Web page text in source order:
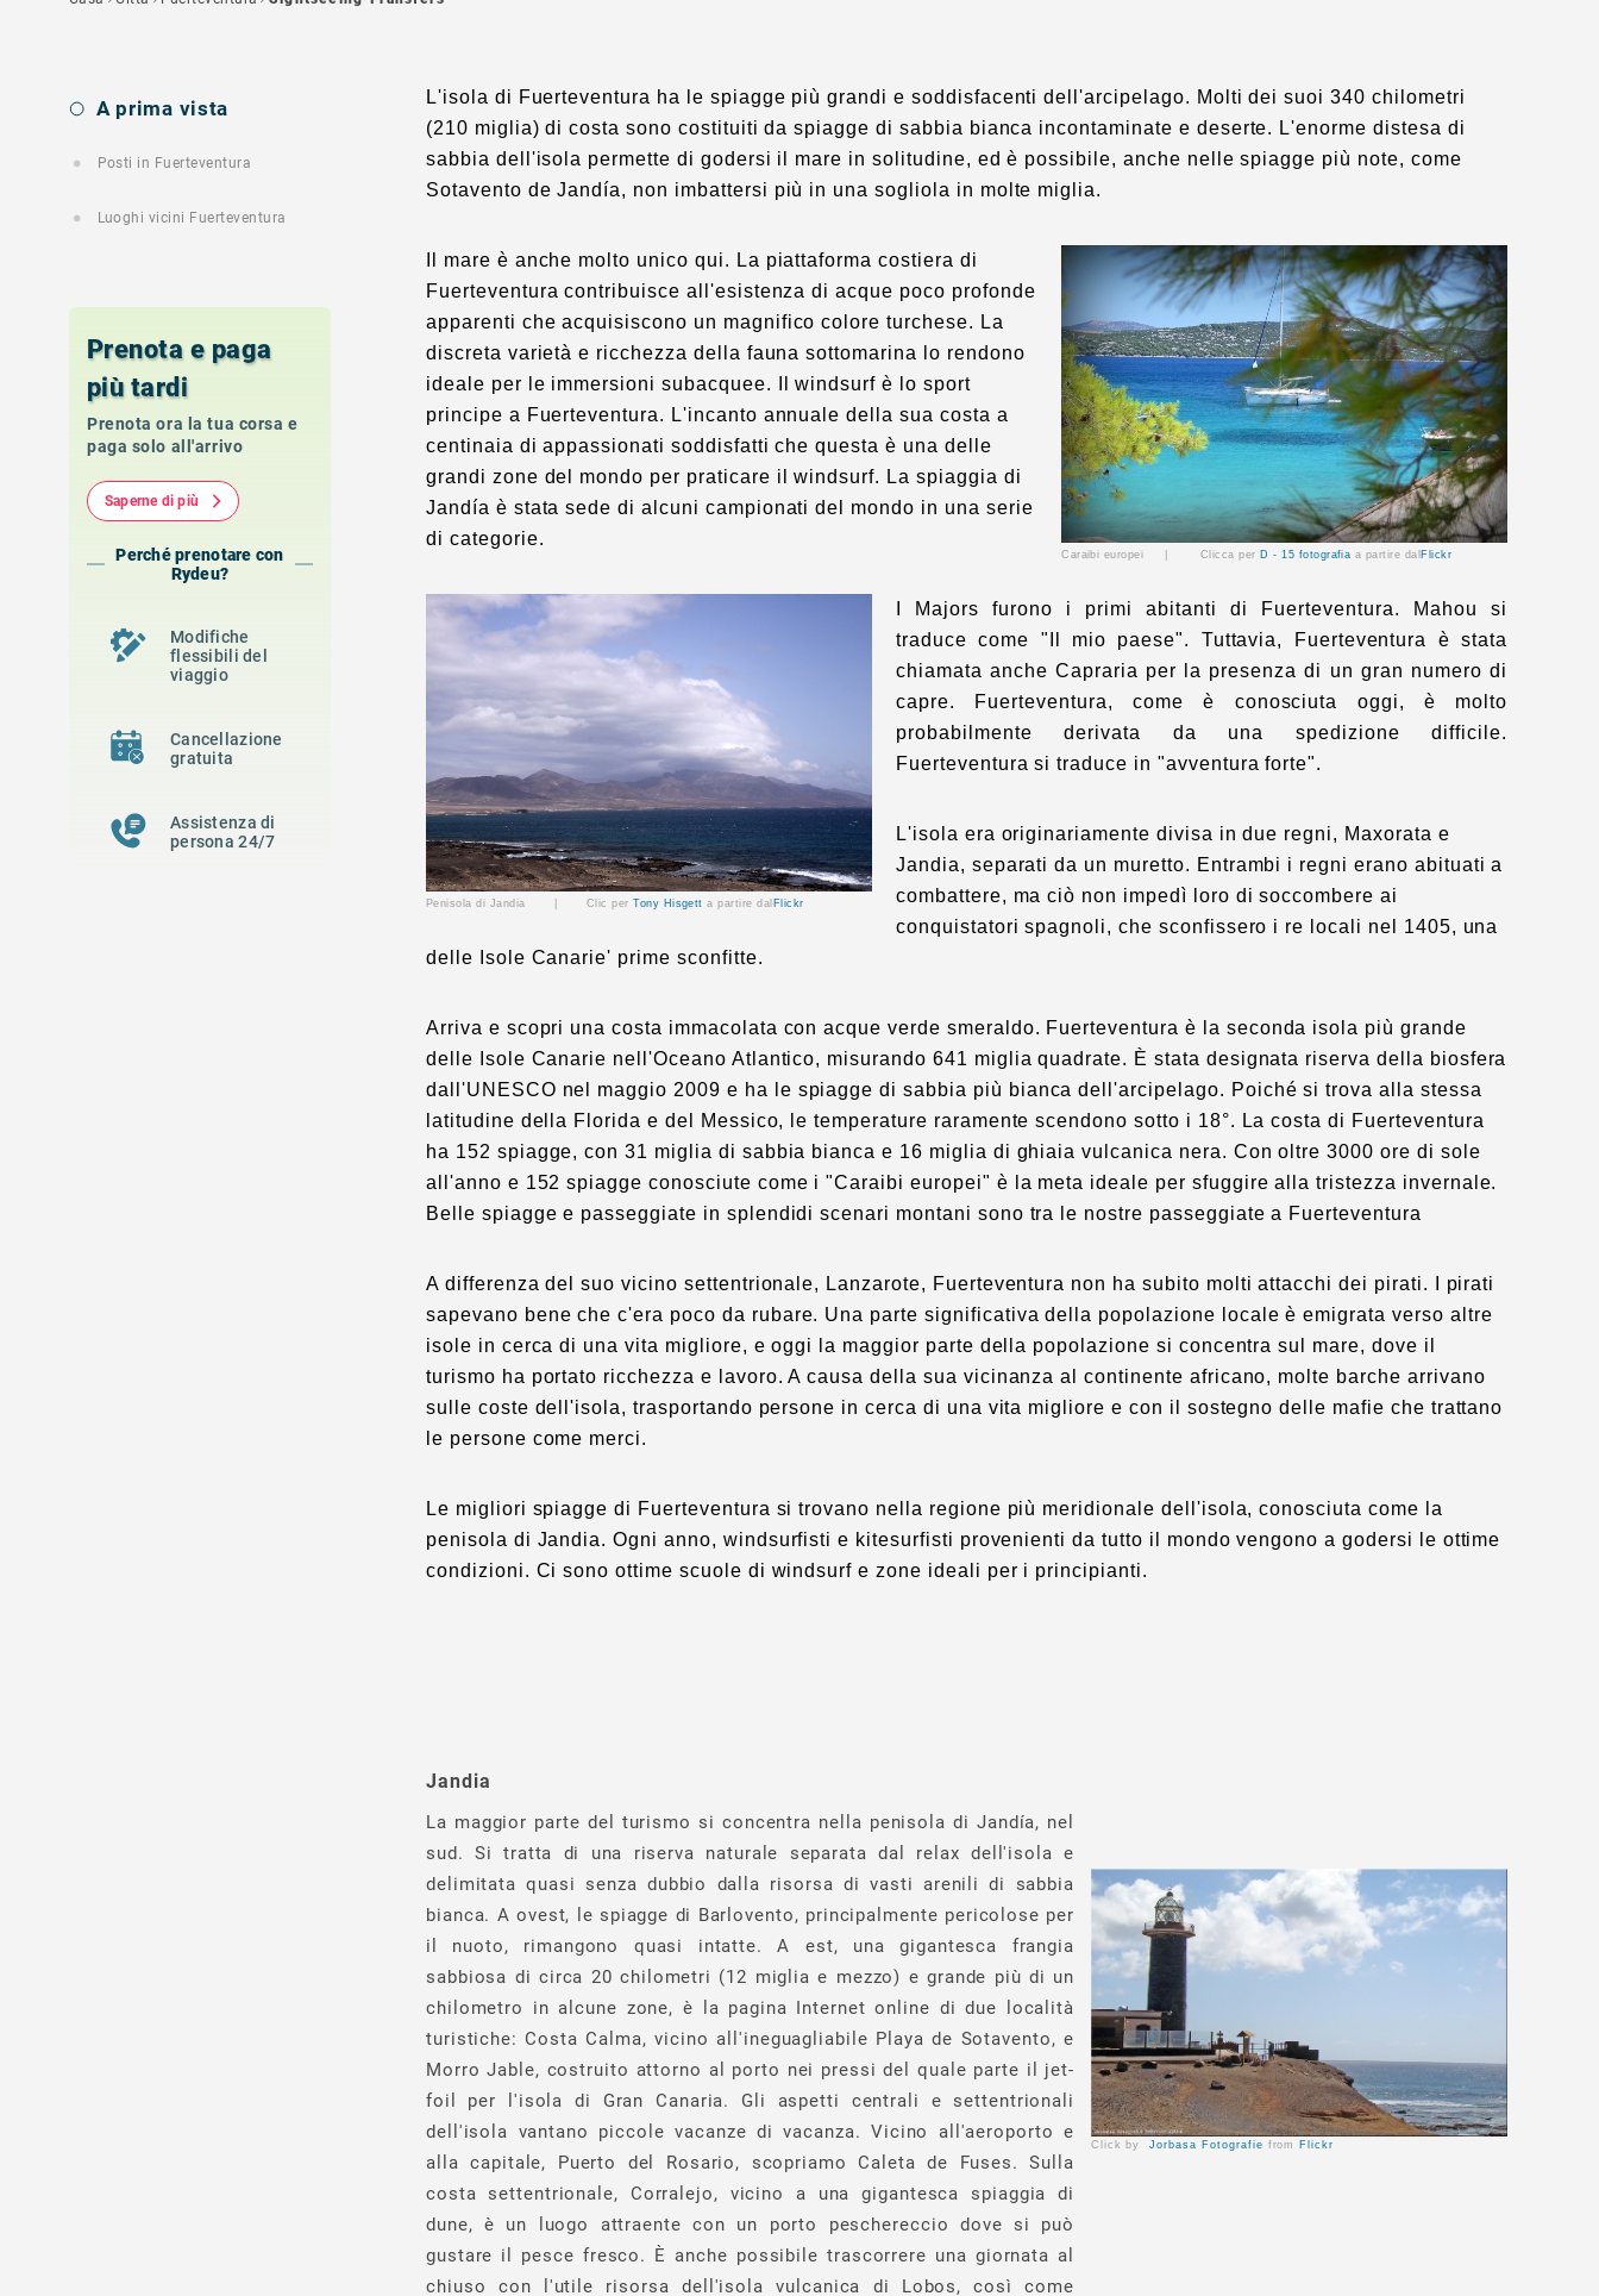
A prima vista
Posti in Fuerteventura
Luoghi vicini Fuerteventura
Prenota e paga
più tardi
Prenota ora la tua corsa e
paga solo all'arrivo
Saperne di più
Perché prenotare con
Rydeu?
Modifiche
flessibili del
viaggio
Cancellazione
gratuita
Assistenza di
persona 24/7
L'isola di Fuerteventura ha le spiagge più grandi e soddisfacenti dell'arcipelago. Molti dei suoi 340 chilometri
(210 miglia) di costa sono costituiti da spiagge di sabbia bianca incontaminate e deserte. L'enorme distesa di
sabbia dell'isola permette di godersi il mare in solitudine, ed è possibile, anche nelle spiagge più note, come
Sotavento de Jandía, non imbattersi più in una sogliola in molte miglia.
Caraibi europei | Clicca per D - 15 fotografia a partire dal Flickr
Il mare è anche molto unico qui. La piattaforma costiera di
Fuerteventura contribuisce all'esistenza di acque poco profonde
apparenti che acquisiscono un magnifico colore turchese. La
discreta varietà e ricchezza della fauna sottomarina lo rendono
ideale per le immersioni subacquee. Il windsurf è lo sport
principe a Fuerteventura. L'incanto annuale della sua costa a
centinaia di appassionati soddisfatti che questa è una delle
grandi zone del mondo per praticare il windsurf. La spiaggia di
Jandía è stata sede di alcuni campionati del mondo in una serie
di categorie.
Penisola di Jandia | Clic per Tony Hisgett a partire dal Flickr
I Majors furono i primi abitanti di Fuerteventura. Mahou si
traduce come "Il mio paese". Tuttavia, Fuerteventura è stata
chiamata anche Capraria per la presenza di un gran numero di
capre. Fuerteventura, come è conosciuta oggi, è molto
probabilmente derivata da una spedizione difficile.
Fuerteventura si traduce in "avventura forte".
L'isola era originariamente divisa in due regni, Maxorata e
Jandia, separati da un muretto. Entrambi i regni erano abituati a
combattere, ma ciò non impedì loro di soccombere ai
conquistatori spagnoli, che sconfissero i re locali nel 1405, una
delle Isole Canarie' prime sconfitte.
Arriva e scopri una costa immacolata con acque verde smeraldo. Fuerteventura è la seconda isola più grande
delle Isole Canarie nell'Oceano Atlantico, misurando 641 miglia quadrate. È stata designata riserva della biosfera
dall'UNESCO nel maggio 2009 e ha le spiagge di sabbia più bianca dell'arcipelago. Poiché si trova alla stessa
latitudine della Florida e del Messico, le temperature raramente scendono sotto i 18°. La costa di Fuerteventura
ha 152 spiagge, con 31 miglia di sabbia bianca e 16 miglia di ghiaia vulcanica nera. Con oltre 3000 ore di sole
all'anno e 152 spiagge conosciute come i "Caraibi europei" è la meta ideale per sfuggire alla tristezza invernale.
Belle spiagge e passeggiate in splendidi scenari montani sono tra le nostre passeggiate a Fuerteventura
A differenza del suo vicino settentrionale, Lanzarote, Fuerteventura non ha subito molti attacchi dei pirati. I pirati
sapevano bene che c'era poco da rubare. Una parte significativa della popolazione locale è emigrata verso altre
isole in cerca di una vita migliore, e oggi la maggior parte della popolazione si concentra sul mare, dove il
turismo ha portato ricchezza e lavoro. A causa della sua vicinanza al continente africano, molte barche arrivano
sulle coste dell'isola, trasportando persone in cerca di una vita migliore e con il sostegno delle mafie che trattano
le persone come merci.
Le migliori spiagge di Fuerteventura si trovano nella regione più meridionale dell'isola, conosciuta come la
penisola di Jandia. Ogni anno, windsurfisti e kitesurfisti provenienti da tutto il mondo vengono a godersi le ottime
condizioni. Ci sono ottime scuole di windsurf e zone ideali per i principianti.
Click by Jorbasa Fotografie from Flickr
Jandia
La maggior parte del turismo si concentra nella penisola di Jandía, nel
sud. Si tratta di una riserva naturale separata dal relax dell'isola e
delimitata quasi senza dubbio dalla risorsa di vasti arenili di sabbia
bianca. A ovest, le spiagge di Barlovento, principalmente pericolose per
il nuoto, rimangono quasi intatte. A est, una gigantesca frangia
sabbiosa di circa 20 chilometri (12 miglia e mezzo) e grande più di un
chilometro in alcune zone, è la pagina Internet online di due località
turistiche: Costa Calma, vicino all'ineguagliabile Playa de Sotavento, e
Morro Jable, costruito attorno al porto nei pressi del quale parte il jet-
foil per l'isola di Gran Canaria. Gli aspetti centrali e settentrionali
dell'isola vantano piccole vacanze di vacanza. Vicino all'aeroporto e
alla capitale, Puerto del Rosario, scopriamo Caleta de Fuses. Sulla
costa settentrionale, Corralejo, vicino a una gigantesca spiaggia di
dune, è un luogo attraente con un porto peschereccio dove si può
gustare il pesce fresco. È anche possibile trascorrere una giornata al
chiuso con l'utile risorsa dell'isola vulcanica di Lobos, così come